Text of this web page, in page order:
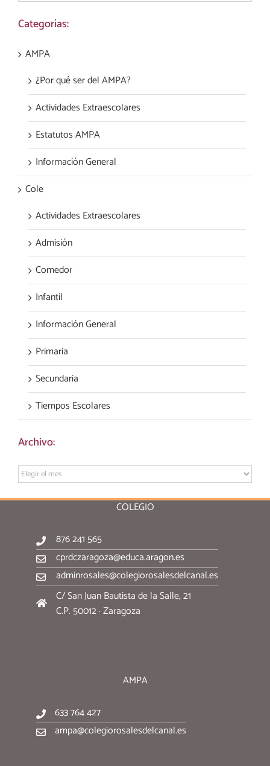
Categorías:
AMPA
¿Por qué ser del AMPA?
Actividades Extraescolares
Estatutos AMPA
Información General
Cole
Actividades Extraescolares
Admisión
Comedor
Infantil
Información General
Primaria
Secundaria
Tiempos Escolares
Archivo:
Archivo:
COLEGIO
876 241 565
cprdczaragoza@educa.aragon.es
adminrosales@colegiorosalesdelcanal.es
C/ San Juan Bautista de la Salle, 21
C.P. 50012 · Zaragoza
AMPA
633 764 427
ampa@colegiorosalesdelcanal.es